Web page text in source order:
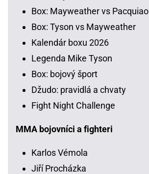
Box: Mayweather vs Pacquiao
Box: Tyson vs Mayweather
Kalendár boxu 2026
Legenda Mike Tyson
Box: bojový šport
Džudo: pravidlá a chvaty
Fight Night Challenge
MMA bojovníci a fighteri
Karlos Vémola
Jiří Procházka